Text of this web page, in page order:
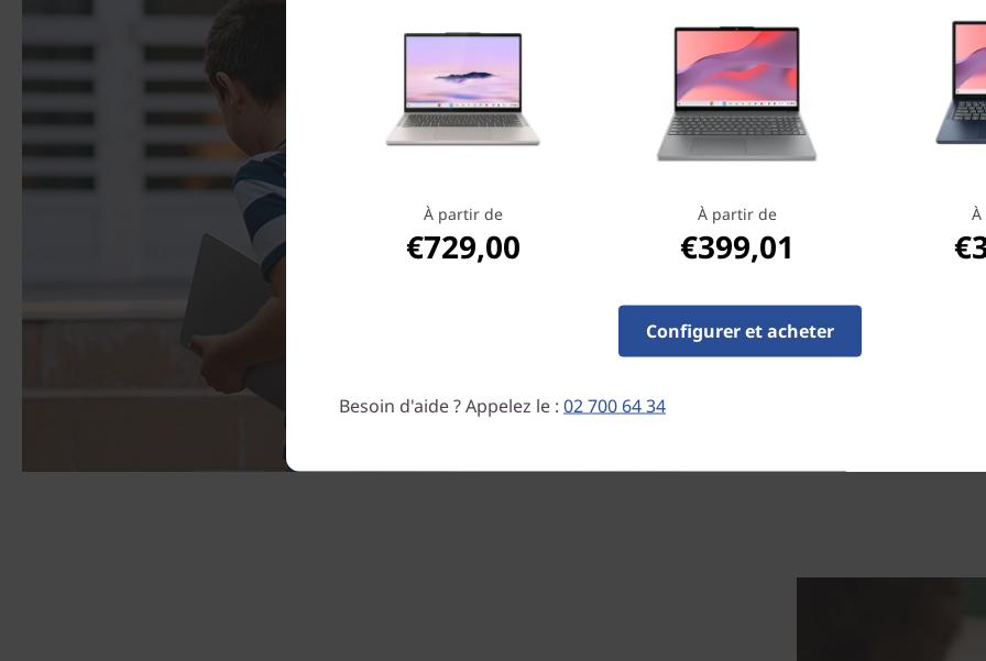
Conçu pour satisfaire
Léger et conçu pour
préinstallation moderne
dispose d’un écran
arrachement et de
En cas de besoin, il est
nouveau clavier à
À partir de
€729,00
À partir de
€399,01
Configurer et acheter
Besoin d'aide ? Appelez le : 02 700 64 34